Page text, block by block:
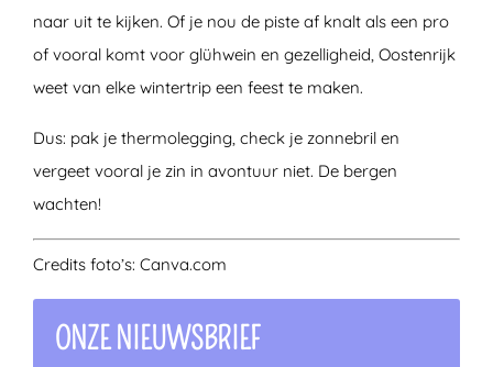
naar uit te kijken. Of je nou de piste af knalt als een pro
of vooral komt voor glühwein en gezelligheid, Oostenrijk
weet van elke wintertrip een feest te maken.
Dus: pak je thermolegging, check je zonnebril en
vergeet vooral je zin in avontuur niet. De bergen
wachten!
Credits foto’s: Canva.com
ONZE NIEUWSBRIEF